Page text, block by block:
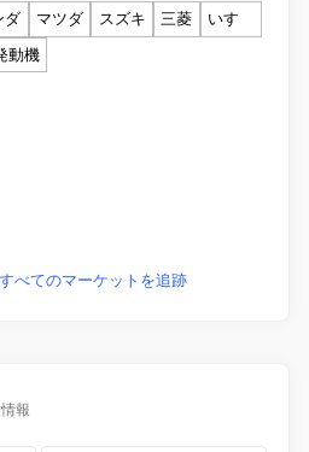
ダ マツダ スズキ 三菱
いすゞ
動機
べてのマーケットを追跡
報